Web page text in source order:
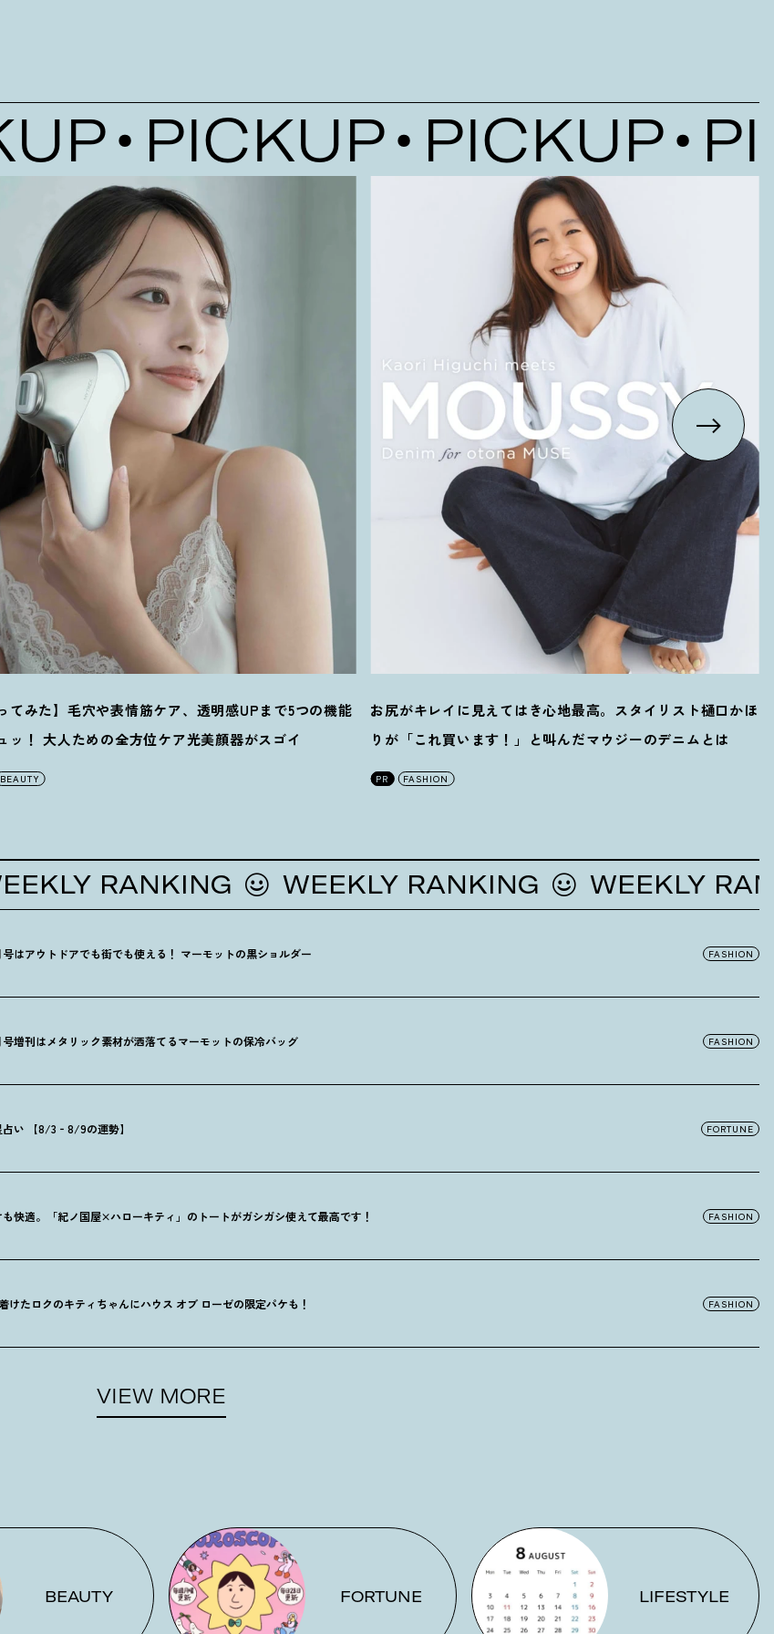
PICKUP PICKUP
ってみた】毛穴や表情筋ケア、透明感UPまで5つの機能
ッ ！ 大人ための全方位ケア光美顔器がスゴイ
BEAUTY
お尻がキレイに見えてはき心地最高。スタイリスト樋口かほ
りが「これ買います ！ 」と叫んだマウジーのデニムとは
PR FASHION
RANKING WEEKLY RANKING WEEKLY
はアウトドアでも街でも使える ！ マーモットの黒ショルダー FASHION
号増刊はメタリック素材が洒落てるマーモットの保冷バッグ FASHION
占い 【8/3‐8/9の運勢】 FORTUNE
も快適。「紀ノ国屋×ハローキティ」のトートがガシガシ使えて最高です ！ FASHION
けたロクのキティちゃんにハウス オブ ローゼの限定パケも ！ FASHION
VIEW MORE
BEAUTY FORTUNE LIFESTYLE